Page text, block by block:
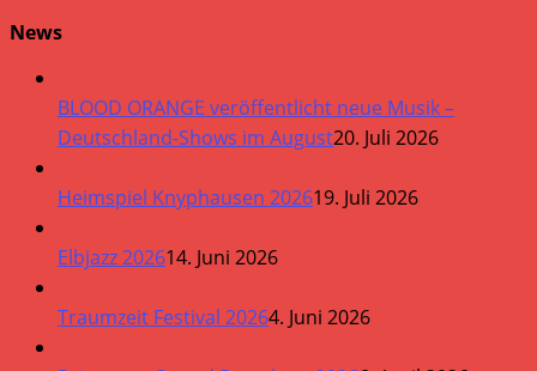
News
BLOOD ORANGE veröffentlicht neue Musik –
Deutschland-Shows im August20. Juli 2026
Heimspiel Knyphausen 202619. Juli 2026
Elbjazz 202614. Juni 2026
Traumzeit Festival 20264. Juni 2026